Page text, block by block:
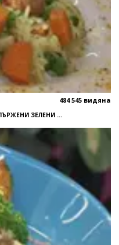
484 545 видяна
ЗЕЛЕНИ ...